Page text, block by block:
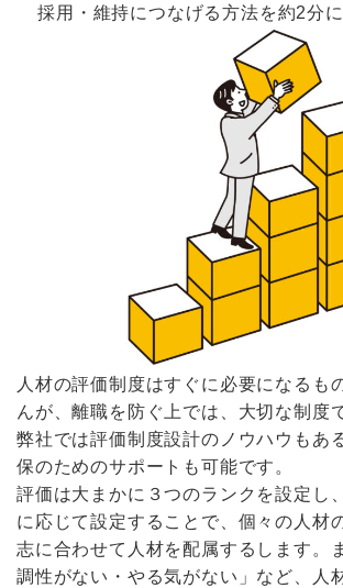
採用・維持につなげる方法を約2分
人材の評価制度はすぐに必要になるも
んが、離職を防ぐ上では、大切な制度
弊社では評価制度設計のノウハウもあ
保のためのサポートも可能です。
評価は大まかに３つのランクを設定し
に応じて設定することで、個々の人材
志に合わせて人材を配属するします。
調性がない・やる気がない」など、人